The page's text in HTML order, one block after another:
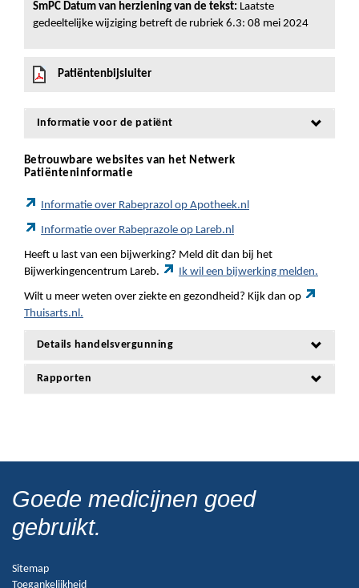
SmPC Datum van herziening van de tekst: Laatste
gedeeltelijke wijziging betreft de rubriek 6.3: 08 mei 2024
Patiëntenbijsluiter
Informatie voor de patiënt
Betrouwbare websites van het Netwerk
Patiënteninformatie
Informatie over Rabeprazol op Apotheek.nl
Informatie over Rabeprazole op Lareb.nl
Heeft u last van een bijwerking? Meld dit dan bij het
Bijwerkingencentrum Lareb.
Ik wil een bijwerking melden.
Wilt u meer weten over ziekte en gezondheid? Kijk dan op
Thuisarts.nl.
Details handelsvergunning
Rapporten
Goede medicijnen goed
gebruikt.
Sitemap
Toegankelijkheid